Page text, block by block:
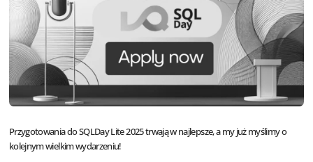
Przygotowania do SQLDay Lite 2025 trwają w najlepsze, a my już myślimy o
kolejnym wielkim wydarzeniu!